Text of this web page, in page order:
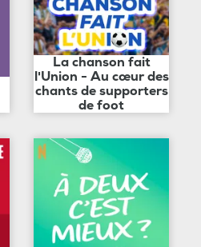
La chanson fait
l'Union - Au cœur des
chants de supporters
de foot